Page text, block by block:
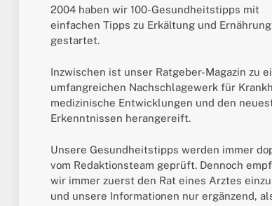
2004 haben wir 100-Gesundheitstipps mit
einfachen Tipps zu Erkältung und Ernährung
gestartet.
Inzwischen ist unser Ratgeber-Magazin zu
umfangreichen Nachschlagewerk für
medizinische Entwicklungen und den
Erkenntnissen herangereift.
Unsere Gesundheitstipps werden immer
vom Redaktionsteam geprüft. Dennoch
wir immer zuerst den Rat eines Arztes
und unsere Informationen nur ergänzend,